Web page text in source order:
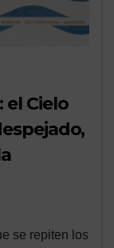
el Cielo
se repiten los